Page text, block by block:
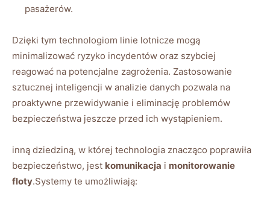
pasażerów.
Dzięki tym technologiom linie lotnicze mogą
minimalizować ryzyko incydentów oraz ⁢szybciej⁢
reagować na potencjalne zagrożenia. Zastosowanie⁤
sztucznej inteligencji w analizie danych pozwala na
proaktywne przewidywanie i eliminację problemów
bezpieczeństwa jeszcze przed ich wystąpieniem.
inną dziedziną, w której technologia znacząco poprawiła
⁣bezpieczeństwo, jest komunikacja i monitorowanie⁢
floty.Systemy te umożliwiają: